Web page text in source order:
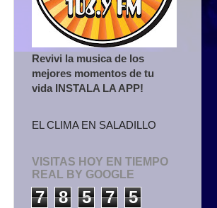
Revivi la musica de los
mejores momentos de tu
vida INSTALA LA APP!
EL CLIMA EN SALADILLO
VISITAS HOY EN TIEMPO
REAL BY GOOGLE
7 8 5 7 5